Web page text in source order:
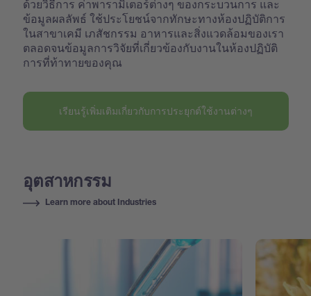
ด้วยวิธีการ ค่าพารามิเตอร์ต่างๆ ของกระบวนการ และ
ข้อมูลผลลัพธ์ ใช้ประโยชน์จากทักษะทางห้องปฏิบัติการ
ในสาขาเคมี เภสัชกรรม อาหารและสิ่งแวดล้อมของเรา
ตลอดจนข้อมูลการวิจัยที่เกี่ยวข้องกับงานในห้องปฏิบัติ
การที่ท้าทายของคุณ
เรียนรู้เพิ่มเติมเกี่ยวกับการประยุกต์ใช้งานต่างๆ
อุตสาหกรรม
Learn more about Industries